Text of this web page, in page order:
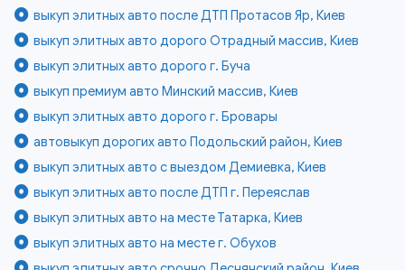
выкуп элитных авто после ДТП Протасов Яр, Киев
выкуп элитных авто дорого Отрадный массив, Киев
выкуп элитных авто дорого г. Буча
выкуп премиум авто Минский массив, Киев
выкуп элитных авто дорого г. Бровары
автовыкуп дорогих авто Подольский район, Киев
выкуп элитных авто с выездом Демиевка, Киев
выкуп элитных авто после ДТП г. Переяслав
выкуп элитных авто на месте Татарка, Киев
выкуп элитных авто на месте г. Обухов